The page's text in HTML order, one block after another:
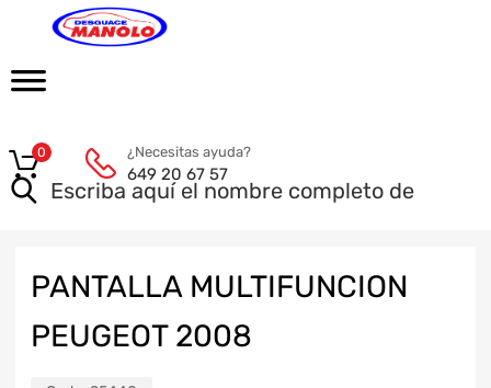
¿Necesitas ayuda?
649 20 67 57
0
PANTALLA MULTIFUNCION
PEUGEOT 2008